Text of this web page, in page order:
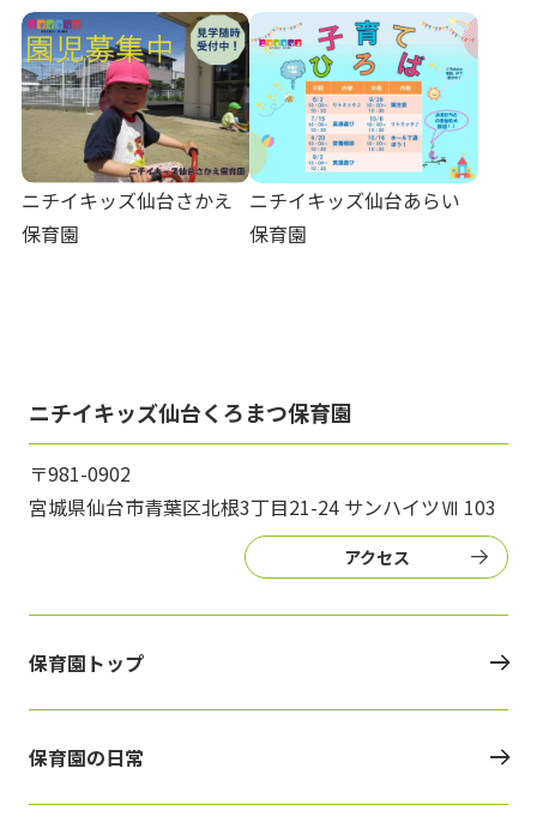
ニチイキッズ仙台さかえ
保育園
ニチイキッズ仙台あらい
保育園
ニチイキッズ仙台くろまつ保育園
〒981-0902
宮城県仙台市青葉区北根3丁目21-24 サンハイツⅦ 103
アクセス
保育園トップ
保育園の日常